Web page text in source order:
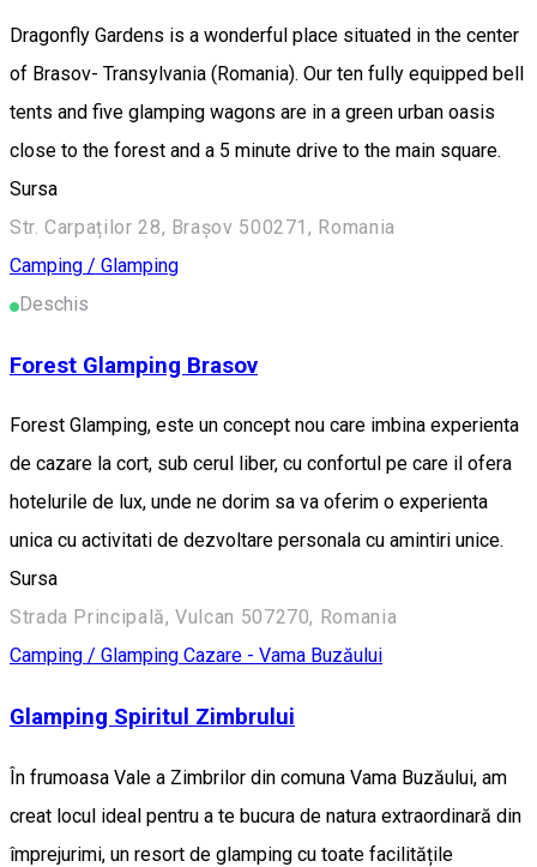
Dragonfly Gardens is a wonderful place situated in the center
of Brasov- Transylvania (Romania). Our ten fully equipped bell
tents and five glamping wagons are in a green urban oasis
close to the forest and a 5 minute drive to the main square.
Sursa
Str. Carpaților 28, Brașov 500271, Romania
Camping / Glamping
Deschis
Forest Glamping Brasov
Forest Glamping, este un concept nou care imbina experienta
de cazare la cort, sub cerul liber, cu confortul pe care il ofera
hotelurile de lux, unde ne dorim sa va oferim o experienta
unica cu activitati de dezvoltare personala cu amintiri unice.
Sursa
Strada Principală, Vulcan 507270, Romania
Camping / Glamping Cazare - Vama Buzăului
Glamping Spiritul Zimbrului
În frumoasa Vale a Zimbrilor din comuna Vama Buzăului, am
creat locul ideal pentru a te bucura de natura extraordinară din
împrejurimi, un resort de glamping cu toate facilitățile